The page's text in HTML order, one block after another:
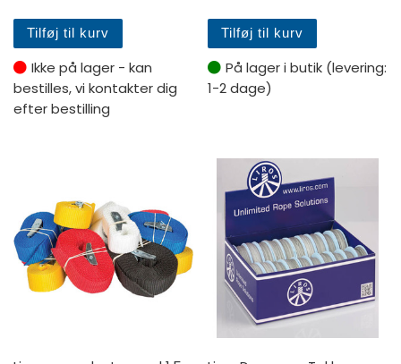
Tilføj til kurv
Ikke på lager - kan
bestilles, vi kontakter dig
efter bestilling
Tilføj til kurv
På lager i butik (levering:
1-2 dage)